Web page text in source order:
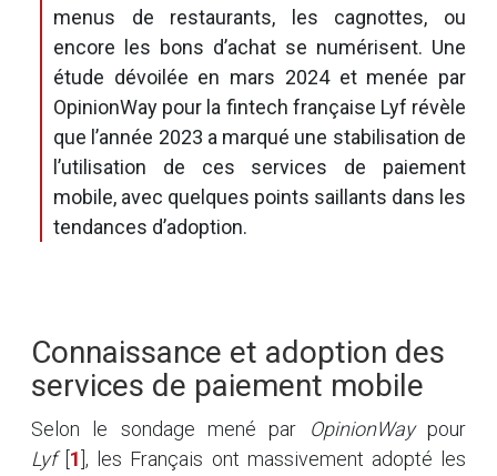
menus de restaurants, les cagnottes, ou
encore les bons d’achat se numérisent. Une
étude dévoilée en mars 2024 et menée par
OpinionWay pour la fintech française Lyf révèle
que l’année 2023 a marqué une stabilisation de
l’utilisation de ces services de paiement
mobile, avec quelques points saillants dans les
tendances d’adoption.
Connaissance et adoption des
services de paiement mobile
Selon le sondage mené par OpinionWaypour
Lyf[ 1 ], les Français ont massivement adopté les